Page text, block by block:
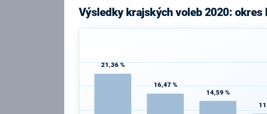
Výsledky krajských voleb 2020: okres
21,36 %
16,47 %
14,59 %